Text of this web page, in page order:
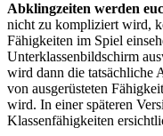
Abklingzeiten werden
nicht zu kompliziert wird,
Fähigkeiten im Spiel
Unterklassenbildschirm
wird dann die tatsächliche
von ausgerüsteten
wird. In einer späteren
Klassenfähigkeiten